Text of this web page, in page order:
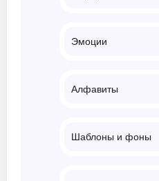
Эмоции
Алфавиты
Шаблоны и фоны